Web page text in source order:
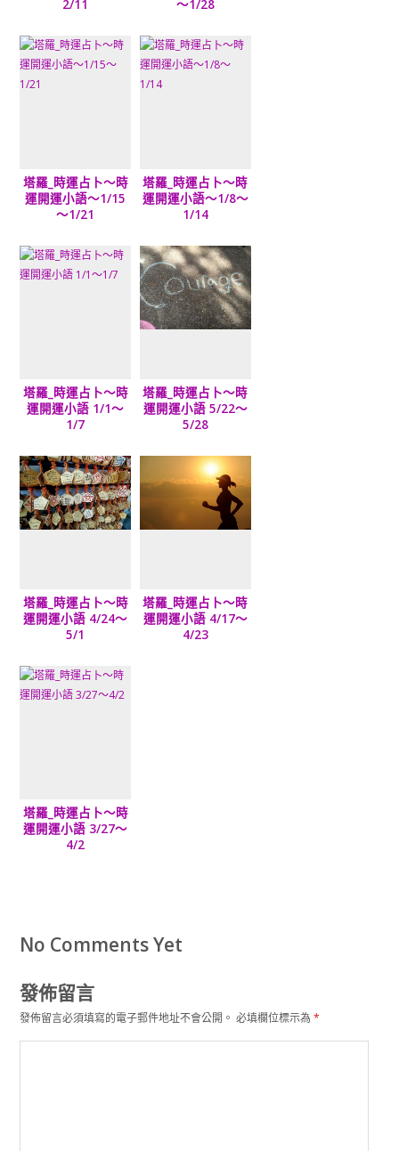
2/11 ～1/28
塔羅_時運占卜～時
運開運小語～1/15
～1/21
塔羅_時運占卜～時
運開運小語～1/8～
1/14
塔羅_時運占卜～時
運開運小語 1/1～
1/7
塔羅_時運占卜～時
運開運小語 5/22～
5/28
塔羅_時運占卜～時
運開運小語 4/24～
5/1
塔羅_時運占卜～時
運開運小語 4/17～
4/23
塔羅_時運占卜～時
運開運小語 3/27～
4/2
No Comments Yet
發佈留言
發佈留言必須填寫的電子郵件地址不會公開。 必填欄位標示為*